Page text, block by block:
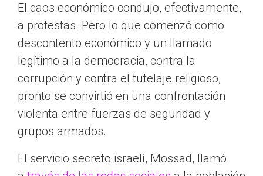
El caos económico condujo, efectivamente,
a protestas. Pero lo que comenzó como
descontento económico y un llamado
legítimo a la democracia, contra la
corrupción y contra el tutelaje religioso,
pronto se convirtió en una confrontación
violenta entre fuerzas de seguridad y
grupos armados.
El servicio secreto israelí, Mossad, llamó